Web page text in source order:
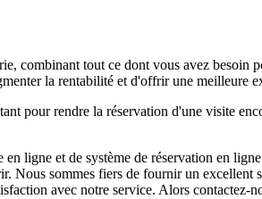
combinant tout ce dont vous avez besoin
la rentabilité et d'offrir une meilleure
pour rendre la réservation d'une visite
ligne et de système de réservation en
Nous sommes fiers de fournir un
avec notre service. Alors contactez-